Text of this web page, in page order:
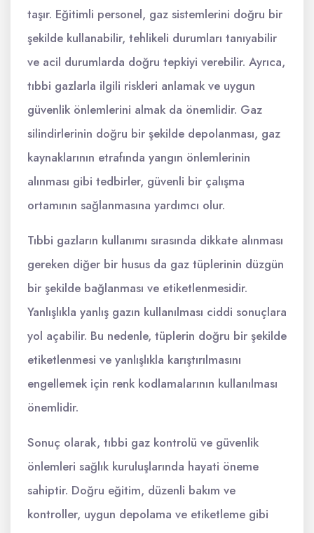
taşır. Eğitimli personel, gaz sistemlerini doğru bir
şekilde kullanabilir, tehlikeli durumları tanıyabilir
ve acil durumlarda doğru tepkiyi verebilir. Ayrıca,
tıbbi gazlarla ilgili riskleri anlamak ve uygun
güvenlik önlemlerini almak da önemlidir. Gaz
silindirlerinin doğru bir şekilde depolanması, gaz
kaynaklarının etrafında yangın önlemlerinin
alınması gibi tedbirler, güvenli bir çalışma
ortamının sağlanmasına yardımcı olur.
Tıbbi gazların kullanımı sırasında dikkate alınması
gereken diğer bir husus da gaz tüplerinin düzgün
bir şekilde bağlanması ve etiketlenmesidir.
Yanlışlıkla yanlış gazın kullanılması ciddi sonuçlara
yol açabilir. Bu nedenle, tüplerin doğru bir şekilde
etiketlenmesi ve yanlışlıkla karıştırılmasını
engellemek için renk kodlamalarının kullanılması
önemlidir.
Sonuç olarak, tıbbi gaz kontrolü ve güvenlik
önlemleri sağlık kuruluşlarında hayati öneme
sahiptir. Doğru eğitim, düzenli bakım ve
kontroller, uygun depolama ve etiketleme gibi